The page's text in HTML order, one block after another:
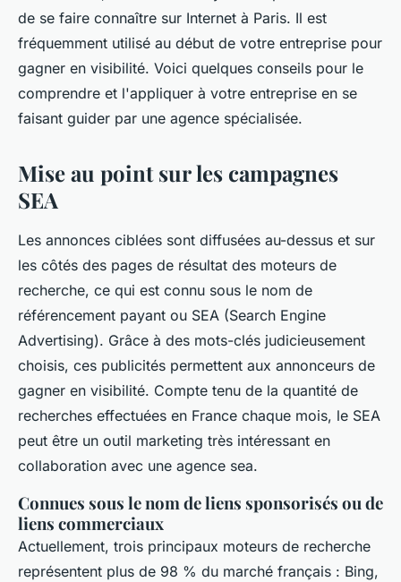
de se faire connaître sur Internet à Paris. Il est
fréquemment utilisé au début de votre entreprise pour
gagner en visibilité. Voici quelques conseils pour le
comprendre et l'appliquer à votre entreprise en se
faisant guider par une agence spécialisée.
Mise au point sur les campagnes
SEA
Les annonces ciblées sont diffusées au-dessus et sur
les côtés des pages de résultat des moteurs de
recherche, ce qui est connu sous le nom de
référencement payant ou SEA (Search Engine
Advertising). Grâce à des mots-clés judicieusement
choisis, ces publicités permettent aux annonceurs de
gagner en visibilité. Compte tenu de la quantité de
recherches effectuées en France chaque mois, le SEA
peut être un outil marketing très intéressant en
collaboration avec une agence sea.
Connues sous le nom de liens sponsorisés ou de
liens commerciaux
Actuellement, trois principaux moteurs de recherche
représentent plus de 98 % du marché français : Bing,